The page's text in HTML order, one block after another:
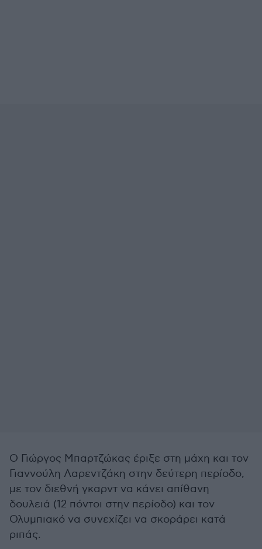
Ο Γιώργος Μπαρτζώκας έριξε στη μάχη και τον
Γιαννούλη Λαρεντζάκη στην δεύτερη περίοδο,
με τον διεθνή γκαρντ να κάνει απίθανη
δουλειά (12 πόντοι στην περίοδο) και τον
Ολυμπιακό να συνεχίζει να σκοράρει κατά
ριπάς.